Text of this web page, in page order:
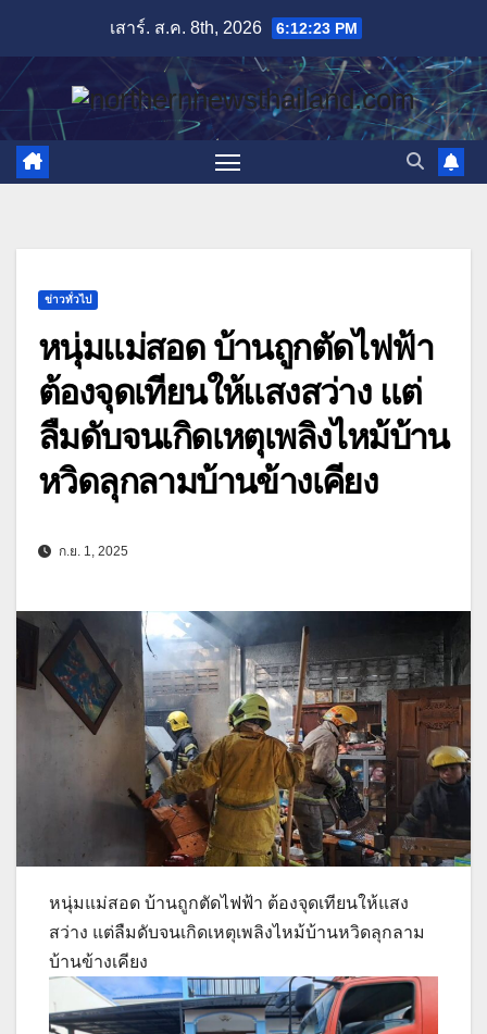
content
เสาร์. ส.ค. 8th, 2026 6:12:25 PM
ข่าวทั่วไป
หนุ่มแม่สอด บ้านถูกตัดไฟฟ้า
ต้องจุดเทียนให้แสงสว่าง แต่
ลืมดับจนเกิดเหตุเพลิงไหม้บ้าน
หวิดลุกลามบ้านข้างเคียง
ก.ย. 1, 2025
หนุ่มแม่สอด บ้านถูกตัดไฟฟ้า ต้องจุดเทียนให้แสง
สว่าง แต่ลืมดับจนเกิดเหตุเพลิงไหม้บ้านหวิดลุกลาม
บ้านข้างเคียง